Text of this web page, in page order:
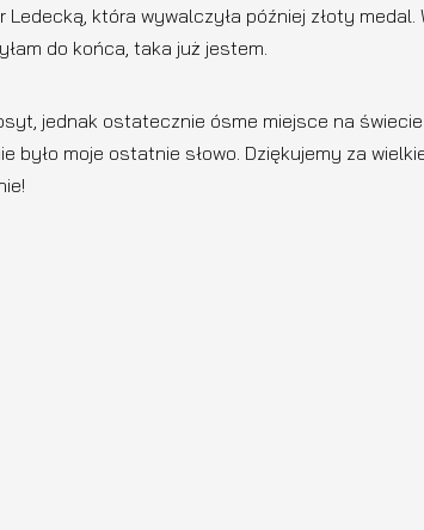
Ledecką, która wywalczyła później złoty medal.
do końca, taka już jestem.
jednak ostatecznie ósme miejsce na
było moje ostatnie słowo. Dziękujemy za